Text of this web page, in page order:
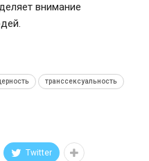
внимание
транссексуальность
Twitter